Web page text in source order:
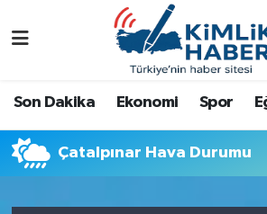
Son Dakika Ekonomi Spor
Çatalpınar Hava Durumu
Antalya
Dünya
Nöbetçi Eczaneler
Namaz Vakitleri
Trafik Durumu